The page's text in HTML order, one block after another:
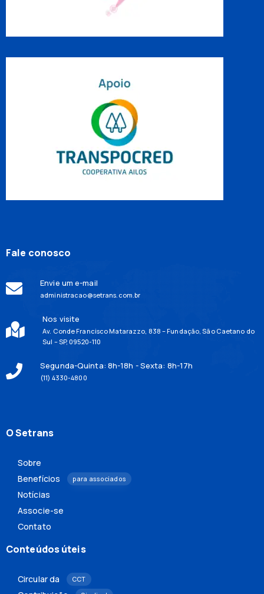
Fale conosco
Envie um e-mail
administracao@setrans.com.br
Nos visite
Av. Conde Francisco Matarazzo, 838 – Fundação, São Caetano do
Sul – SP, 09520-110
Segunda-Quinta: 8h-18h - Sexta: 8h-17h
(11) 4330-4800
O Setrans
Sobre
Benefícios
para associados
Notícias
Associe-se
Contato
Conteúdos úteis
Circular da CCT